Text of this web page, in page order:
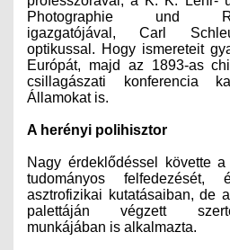
Photographie und
igazgatójával, Carl
optikussal. Hogy ismereteit
Európát, majd az 1893-as
csillagászati konferencia
Államokat is.
A herényi polihisztor
Nagy érdeklődéssel követte
tudományos felfedezését,
asztrofizikai kutatásaiban, de
palettáján végzett
munkájában is alkalmazta.